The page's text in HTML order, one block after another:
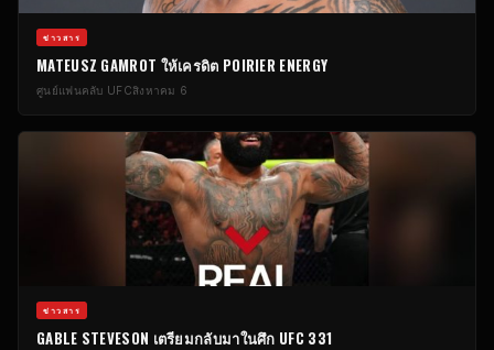
ข่าวสาร
MATEUSZ GAMROT ให้เครดิต POIRIER ENERGY
ศูนย์แฟนคลับ UFCสิงหาคม 6
ข่าวสาร
GABLE STEVESON เตรียมกลับมาในศึก UFC 331